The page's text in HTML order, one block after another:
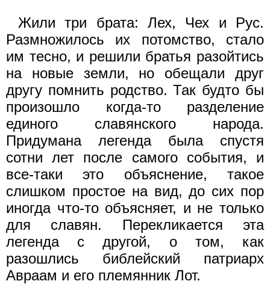
Жили три брата: Лех, Чех и Рус.
Размножилось их потомство, стало
им тесно, и решили братья разойтись
на новые земли, но обещали друг
другу помнить родство. Так будто бы
произошло когда-то разделение
единого славянского народа.
Придумана легенда была спустя
сотни лет после самого события, и
все-таки это объяснение, такое
слишком простое на вид, до сих пор
иногда что-то объясняет, и не только
для славян. Перекликается эта
легенда с другой, о том, как
разошлись библейский патриарх
Авраам и его племянник Лот.